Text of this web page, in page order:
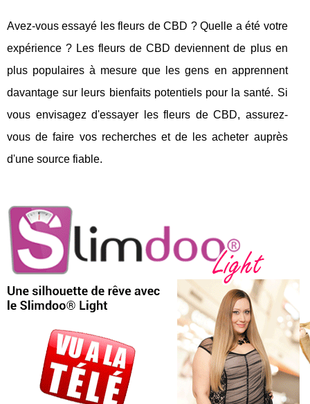
Avez-vous essayé les fleurs de CBD ? Quelle a été votre
expérience ? Les fleurs de CBD deviennent de plus en
plus populaires à mesure que les gens en apprennent
davantage sur leurs bienfaits potentiels pour la santé. Si
vous envisagez d'essayer les fleurs de CBD, assurez-
vous de faire vos recherches et de les acheter auprès
d'une source fiable.